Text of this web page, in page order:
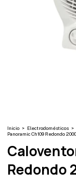
Inicio > Electrodomésticos >
Panoramic Ch109 Redondo
Redondo